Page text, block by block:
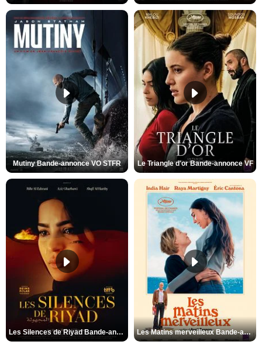
Mutiny Bande-annonce VO STFR Le Triangle d'or Bande-annonce VF
Les Silences de Riyad Bande-annonce VO STFR Les Matins merveilleux Bande-annonce VF